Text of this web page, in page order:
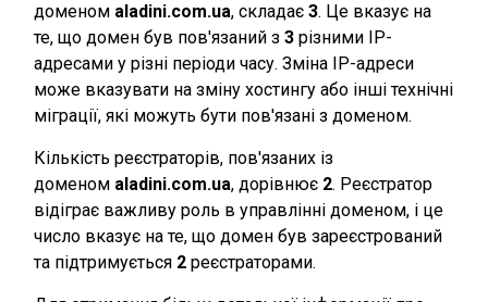
доменом aladini.com.ua, складає 3. Це вказує на
те, що домен був пов'язаний з 3 різними IP-
адресами у різні періоди часу. Зміна IP-адреси
може вказувати на зміну хостингу або інші технічні
міграції, які можуть бути пов'язані з доменом.
Кількість реєстраторів, пов'язаних із
доменом aladini.com.ua, дорівнює 2. Реєстратор
відіграє важливу роль в управлінні доменом, і це
число вказує на те, що домен був зареєстрований
та підтримується 2 реєстраторами.